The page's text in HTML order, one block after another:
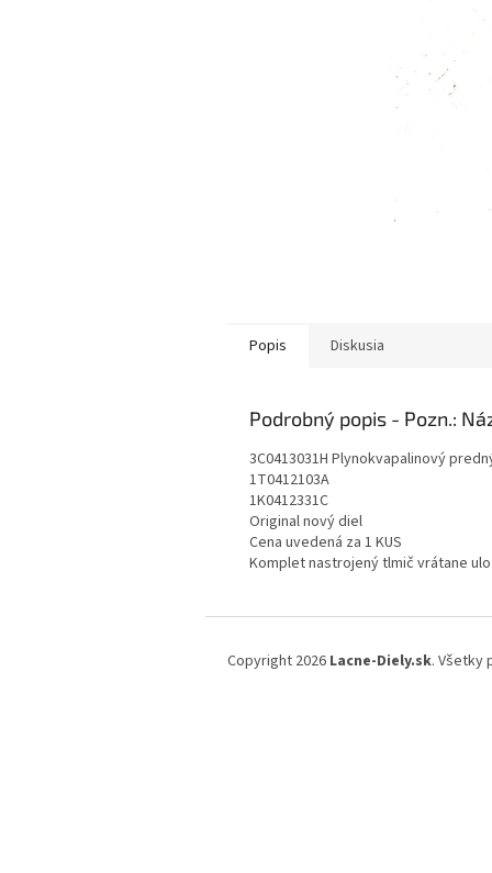
Popis Diskusia
Podrobný popis
3C0413031H Plynokvapalinový
1T0412103A
1K0412331C
Original nový diel
Cena uvedená za 1 KUS
Komplet nastrojený tlmič vrátane
Copyright 2026 Lacne-Diely.sk. Všetky